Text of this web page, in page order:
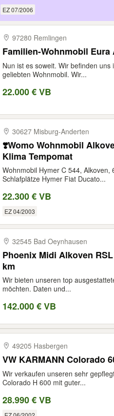
EZ 07/2006
97280 Remlingen
Familien-Wohnmobil Eura
Nun ist es soweit. Wir befinden
geliebten Wohnmobil. Wir...
22.000 € VB
30627 Misburg-​Anderten
❣️Womo Wohnmobil
Klima Tempomat
Wohnmobil Hymer C 544,
Schlafplätze Hymer Fiat Ducato...
22.300 € VB
EZ 04/2003
32545 Bad Oeynhausen
Phoenix Midi Alkoven
km
Wir bieten unseren top
möchten. Daten und...
142.000 € VB
49205 Hasbergen
VW KARMANN Colorado
Wir verkaufen unseren sehr
Colorado H 600 mit guter...
28.990 € VB